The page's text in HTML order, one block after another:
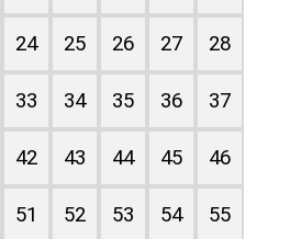
24 25 26 27 28
33 34 35 36 37
42 43 44 45 46
51 52 53 54 55